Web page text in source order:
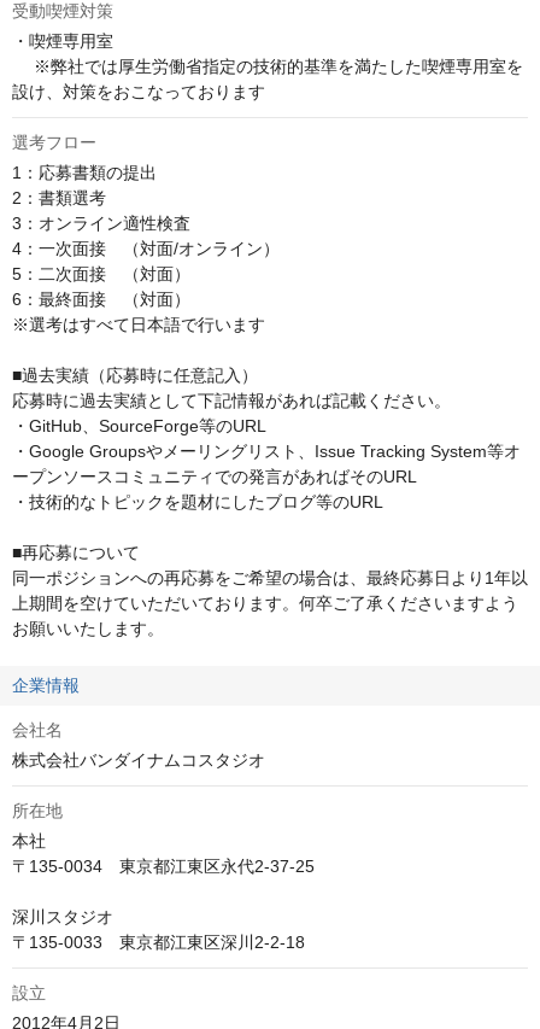
受動喫煙対策
・喫煙専用室
設け、対策をおこなっております
選考フロー
1：応募書類の提出
2：書類選考
3：オンライン適性検査
4：一次面接　（対面/オンライン）
5：二次面接　（対面）
6：最終面接　（対面﻿）
※選考はすべて日本語で行います
■過去実績（応募時に任意記入）
応募時に過去実績として下記情報があれば記載ください。
・GitHub、SourceForge等のURL
・Google Groupsやメーリングリスト、Issue Tracking System等オ
ープンソースコミュニティでの発言があればそのURL
・技術的なトピックを題材にしたブログ等のURL
■再応募について
同一ポジションへの再応募をご希望の場合は、最終応募日より1年以
上期間を空けていただいております。何卒ご了承くださいますよう
お願いいたします。
企業情報
会社名
株式会社バンダイナムコスタジオ
所在地
本社
〒135-0034　東京都江東区永代2-37-25
深川スタジオ
〒135-0033　東京都江東区深川2-2-18
設立